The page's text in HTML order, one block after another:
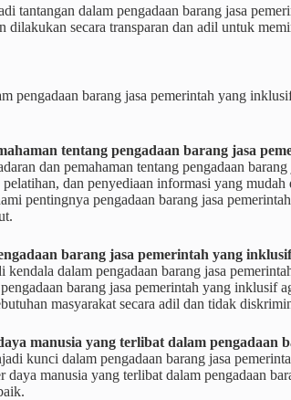
tantangan dalam pengadaan barang jasa
dilakukan secara transparan dan adil untuk
pengadaan barang jasa pemerintah yang
tentang pengadaan barang jasa
dan pemahaman tentang pengadaan
dan penyediaan informasi yang
pentingnya pengadaan barang jasa
barang jasa pemerintah yang inklusif
kendala dalam pengadaan barang jasa
barang jasa pemerintah yang inklusif
masyarakat secara adil dan tidak
manusia yang terlibat dalam pengadaan
kunci dalam pengadaan barang jasa
daya manusia yang terlibat dalam pengadaan